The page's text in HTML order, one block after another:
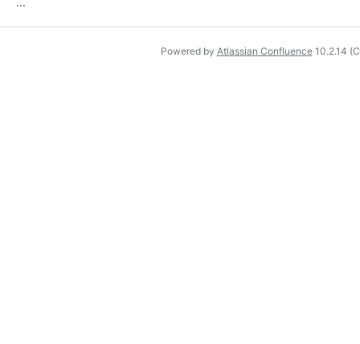
Powered by Atlassian Confluence 10.2.14